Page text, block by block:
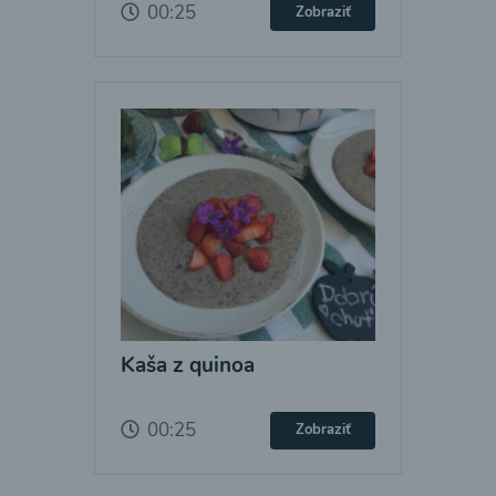
00:25 Zobraziť
Kaša z quinoa
00:25 Zobraziť